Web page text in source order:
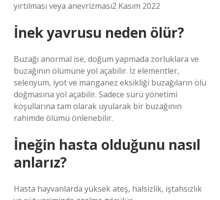
yırtılması veya anevrizması2 Kasım 2022
İnek yavrusu neden ölür?
Buzağı anormal ise, doğum yapmada zorluklara ve
buzağının ölümüne yol açabilir. İz elementler,
selenyum, iyot ve manganez eksikliği buzağıların ölü
doğmasına yol açabilir. Sadece sürü yönetimi
koşullarına tam olarak uyularak bir buzağının
rahimde ölümü önlenebilir.
İneğin hasta olduğunu nasıl
anlarız?
Hasta hayvanlarda yüksek ateş, halsizlik, iştahsızlık